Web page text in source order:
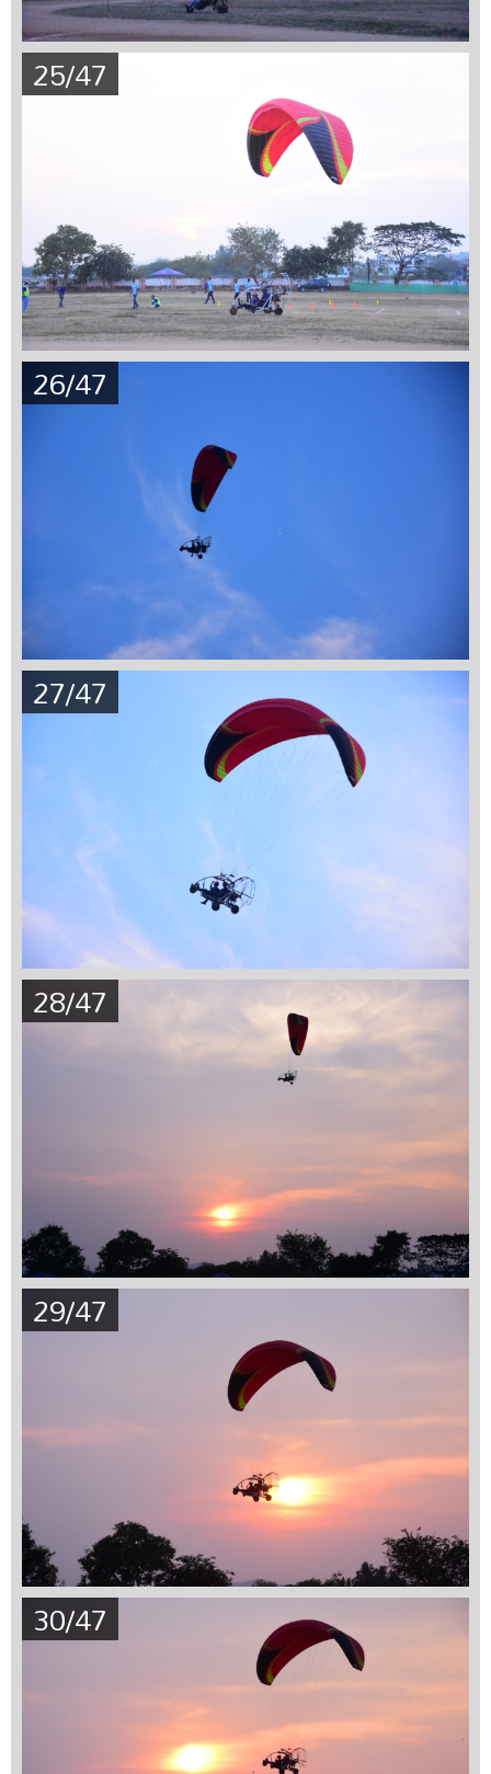
25/47
26/47
27/47
28/47
29/47
30/47